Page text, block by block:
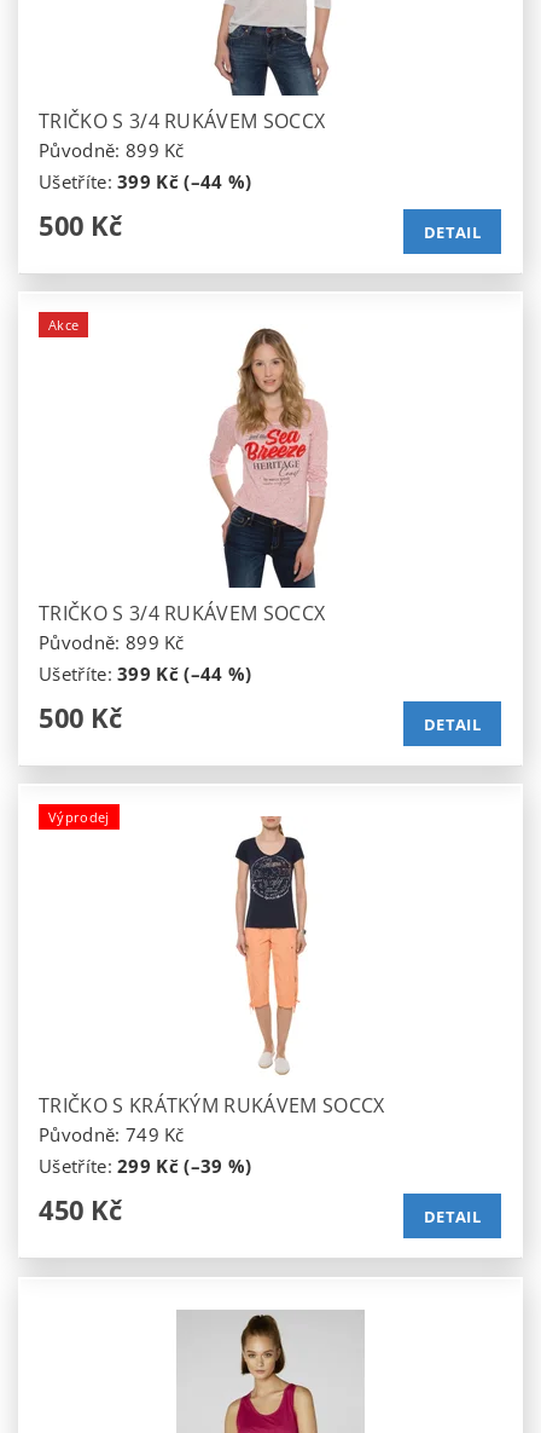
TRIČKO S 3/4 RUKÁVEM SOCCX
Původně: 899 Kč
Ušetříte:399 Kč (–44 %)
500 Kč DETAIL
Akce
TRIČKO S 3/4 RUKÁVEM SOCCX
Původně: 899 Kč
Ušetříte:399 Kč (–44 %)
500 Kč DETAIL
Výprodej
TRIČKO S KRÁTKÝM RUKÁVEM SOCCX
Původně: 749 Kč
Ušetříte:299 Kč (–39 %)
450 Kč DETAIL